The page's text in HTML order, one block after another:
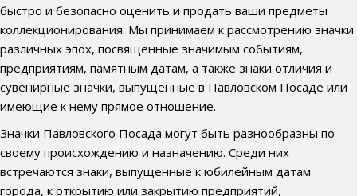
быстро и безопасно оценить и продать ваши предметы
коллекционирования. Мы принимаем к рассмотрению значки
различных эпох, посвященные значимым событиям,
предприятиям, памятным датам, а также знаки отличия и
сувенирные значки, выпущенные в Павловском Посаде или
имеющие к нему прямое отношение.
Значки Павловского Посада могут быть разнообразны по
своему происхождению и назначению. Среди них
встречаются знаки, выпущенные к юбилейным датам
города, к открытию или закрытию предприятий,